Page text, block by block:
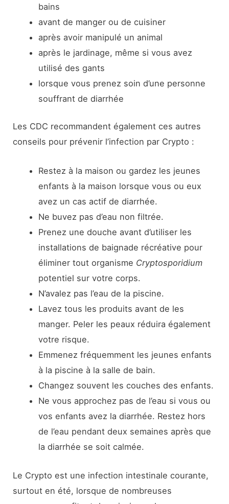
bains
avant de manger ou de cuisiner
après avoir manipulé un animal
après le jardinage, même si vous avez
utilisé des gants
lorsque vous prenez soin d’une personne
souffrant de diarrhée
Les CDC recommandent également ces autres
conseils pour prévenir l’infection par Crypto :
Restez à la maison ou gardez les jeunes
enfants à la maison lorsque vous ou eux
avez un cas actif de diarrhée.
Ne buvez pas d’eau non filtrée.
Prenez une douche avant d’utiliser les
installations de baignade récréative pour
éliminer tout organisme Cryptosporidium
potentiel sur votre corps.
N’avalez pas l’eau de la piscine.
Lavez tous les produits avant de les
manger. Peler les peaux réduira également
votre risque.
Emmenez fréquemment les jeunes enfants
à la piscine à la salle de bain.
Changez souvent les couches des enfants.
Ne vous approchez pas de l’eau si vous ou
vos enfants avez la diarrhée. Restez hors
de l’eau pendant deux semaines après que
la diarrhée se soit calmée.
Le Crypto est une infection intestinale courante,
surtout en été, lorsque de nombreuses